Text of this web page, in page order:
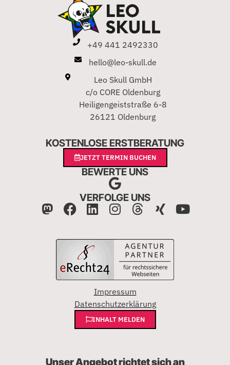
+49 441 2492330
hello@leo-skull.de
Leo Skull GmbH
c/o CORE Oldenburg
Heiligengeiststraße 6-8
26121 Oldenburg
KOSTENLOSE ERSTBERATUNG
JETZT TERMIN BUCHEN
BEWERTE UNS
VERFOLGE UNS
Impressum
Datenschutzerklärung
INHALT MELDEN
Unser Angebot richtet sich an